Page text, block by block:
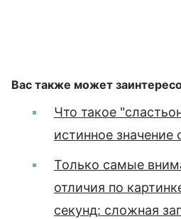
Вас также может
Что такое
истинное значение
Только самые
отличия по
секунд: сложная